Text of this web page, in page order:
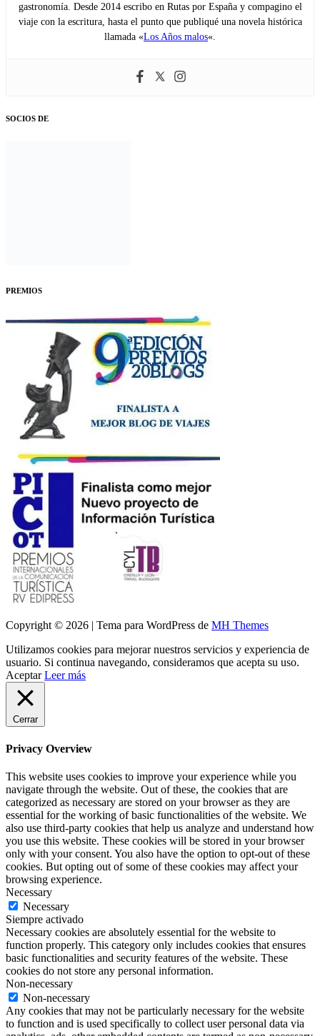
gastronomía. Desde 2014 escribo en Rutas por España y compagino el
viaje con la escritura, hasta el punto que publiqué una novela histórica
llamada «Los Años malos«.
SOCIOS DE
PREMIOS
Copyright © 2026 | Tema para WordPress de MH Themes
Utilizamos cookies para mejorar nuestros servicios y experiencia de
usuario. Si continua navegando, consideramos que acepta su uso.
Aceptar Leer más
Cerrar
Privacy Overview
This website uses cookies to improve your experience while you
navigate through the website. Out of these, the cookies that are
categorized as necessary are stored on your browser as they are
essential for the working of basic functionalities of the website. We
also use third-party cookies that help us analyze and understand how
you use this website. These cookies will be stored in your browser
only with your consent. You also have the option to opt-out of these
cookies. But opting out of some of these cookies may affect your
browsing experience.
Necessary
Necessary
Siempre activado
Necessary cookies are absolutely essential for the website to
function properly. This category only includes cookies that ensures
basic functionalities and security features of the website. These
cookies do not store any personal information.
Non-necessary
Non-necessary
Any cookies that may not be particularly necessary for the website
to function and is used specifically to collect user personal data via